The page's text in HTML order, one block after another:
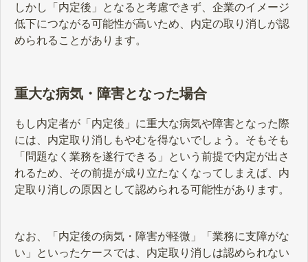
しかし「内定後」となると考慮できず、企業のイメージ
低下につながる可能性が高いため、内定の取り消しが認
められることがあります。
重大な病気・障害となった場合
もし内定者が「内定後」に重大な病気や障害となった際
には、内定取り消しもやむを得ないでしょう。そもそも
「問題なく業務を遂行できる」という前提で内定が出さ
れるため、その前提が成り立たなくなってしまえば、内
定取り消しの原因として認められる可能性があります。
なお、「内定後の病気・障害が軽微」「業務に支障がな
い」といったケースでは、内定取り消しは認められない